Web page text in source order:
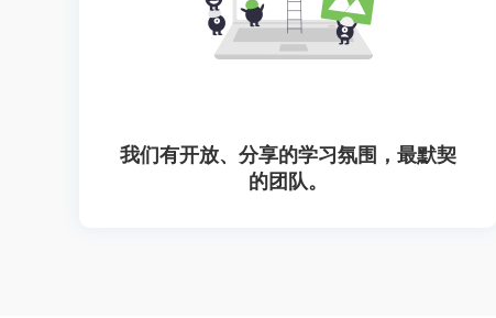
我们有开放、分享的学习氛围，最默契
的团队。